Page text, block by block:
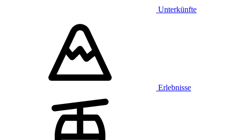
Unterkünfte
Erlebnisse